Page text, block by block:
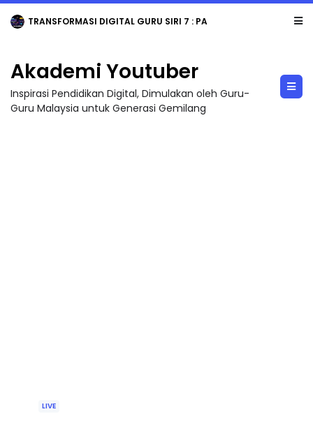
TRANSFORMASI DIGITAL GURU SIRI 7 : PAHLAWAN DIGITAL PENYELAMAT DUNIA
Akademi Youtuber
Inspirasi Pendidikan Digital, Dimulakan oleh Guru-
Guru Malaysia untuk Generasi Gemilang
LIVE